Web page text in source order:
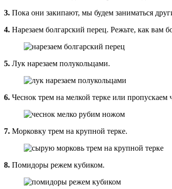
3. Пока они закипают, мы будем заниматься
4. Нарезаем болгарский перец. Режьте, как
5. Лук нарезаем полукольцами.
6. Чеснок трем на мелкой терке или
7. Морковку трем на крупной терке.
8. Помидоры режем кубиком.